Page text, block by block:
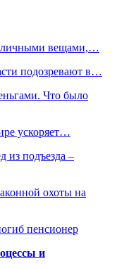
личными вещами,…
подозревают в…
Что было
ускоряет…
из подъезда –
охоты на
пенсионер
и